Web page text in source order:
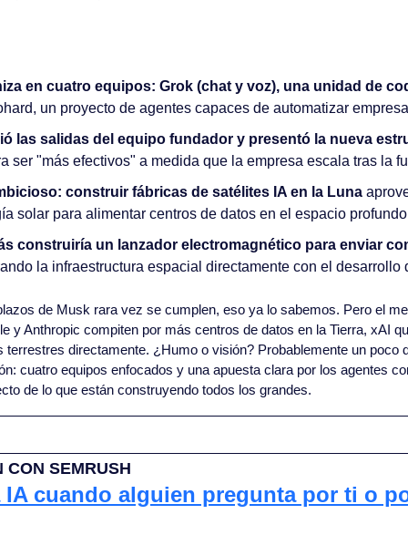
en cuatro equipos: Grok (chat y voz), una unidad de
un proyecto de agentes capaces de automatizar
las salidas del equipo fundador y presentó la nueva
ser "más efectivos" a medida que la empresa escala tras la
construir fábricas de satélites IA en la Luna
solar para alimentar centros de datos en el espacio
construiría un lanzador electromagnético para enviar
la infraestructura espacial directamente con el desarrollo
de Musk rara vez se cumplen, eso ya lo sabemos. Pero el
y Anthropic compiten por más centros de datos en la Tierra, xAI
terrestres directamente. ¿Humo o visión? Probablemente un poco
cuatro equipos enfocados y una apuesta clara por los agentes
de lo que están construyendo todos los grandes.
CON SEMRUSH
IA cuando alguien pregunta por ti o